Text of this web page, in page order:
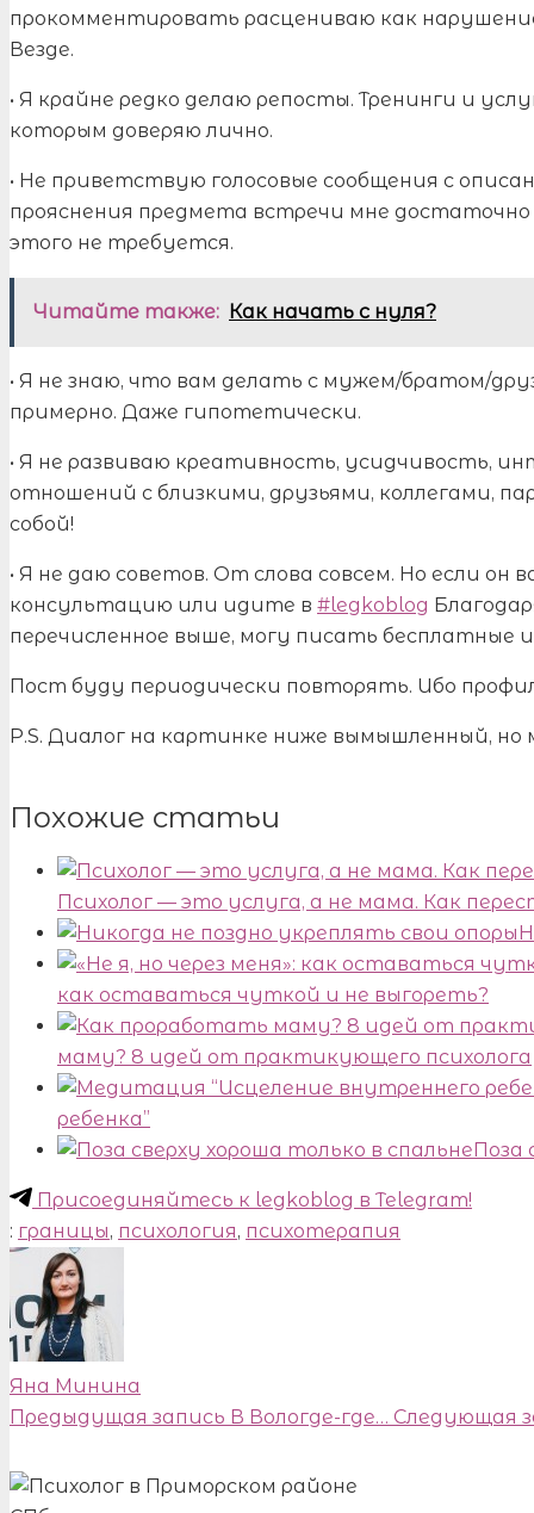
прокомментировать расцениваю как
Везде.
• Я крайне редко делаю репосты. Тренинги и
которым доверяю лично.
• Не приветствую голосовые сообщения с
прояснения предмета встречи мне
этого не требуется.
Читайте также: Как начать с нуля?
• Я не знаю, что вам делать с мужем/братом/
примерно. Даже гипотетически.
• Я не развиваю креативность, усидчивость,
отношений с близкими, друзьями, коллегами,
собой!
• Я не даю советов. От слова совсем. Но если
консультацию или идите в #legkoblog
перечисленное выше, могу писать бесплатные
Пост буду периодически повторять. Ибо
P.S. Диалог на картинке ниже вымышленный, но
Похожие статьи
Психолог — это услуга, а не мама. Как
как оставаться чуткой и не выгореть?
маму? 8 идей от практикующего психолога
ребенка”
Поза
Присоединяйтесь к legkoblog в Telegram!
: границы, психология, психотерапия
Яна Минина
Предыдущая запись В Вологде-где… Следующая